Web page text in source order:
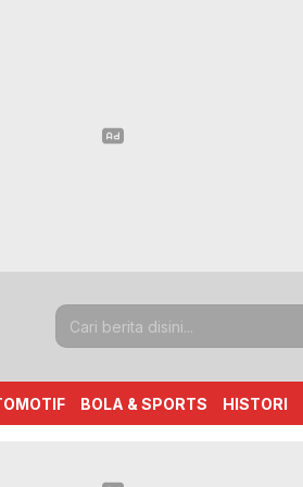
BOLA & SPORTS HISTORI